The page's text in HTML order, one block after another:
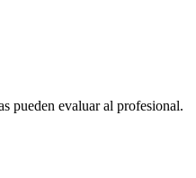
pueden evaluar al profesional.